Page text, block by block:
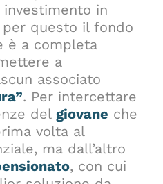
in
questo il fondo
è a completa
a
associato
. Per intercettare
delgiovane che
volta al
ma dall’altro
, con cui